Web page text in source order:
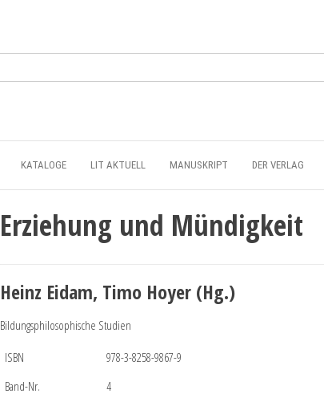
KATALOGE LIT AKTUELL MANUSKRIPT DER VERLAG
Erziehung und Mündigkeit
Heinz Eidam, Timo Hoyer (Hg.)
Bildungsphilosophische Studien
ISBN
978-3-8258-9867-9
Band-Nr.
4